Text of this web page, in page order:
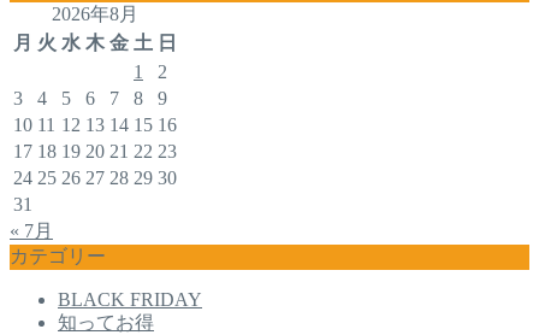
2026年8月
月 火 水 木 金 土 日
1
2
3
4 5 6 7 8
9
10 11 12 13 14 15 16
17 18 19 20 21 22 23
24 25 26 27 28 29 30
31
« 7月
カテゴリー
BLACK FRIDAY
知ってお得